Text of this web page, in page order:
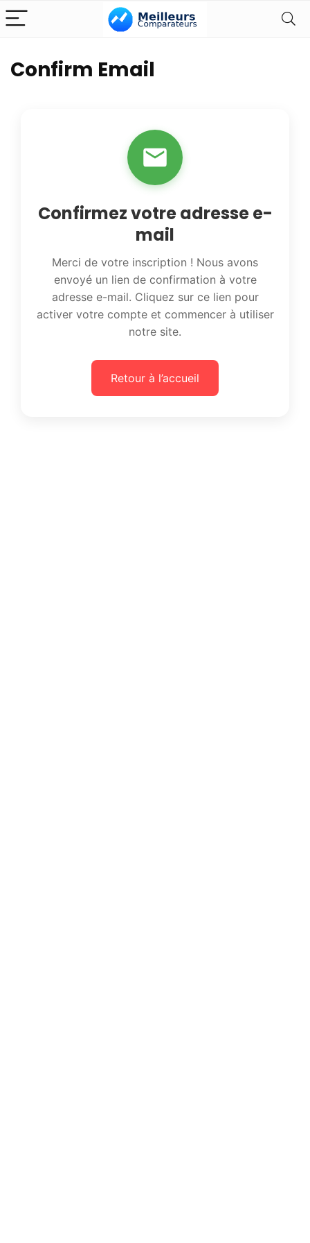
Confirm Email
Confirmez votre adresse e-
mail
Merci de votre inscription ! Nous avons
envoyé un lien de confirmation à votre
adresse e-mail. Cliquez sur ce lien pour
activer votre compte et commencer à utiliser
notre site.
Retour à l’accueil